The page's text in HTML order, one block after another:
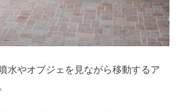
水やオブジェを見ながら移動するア